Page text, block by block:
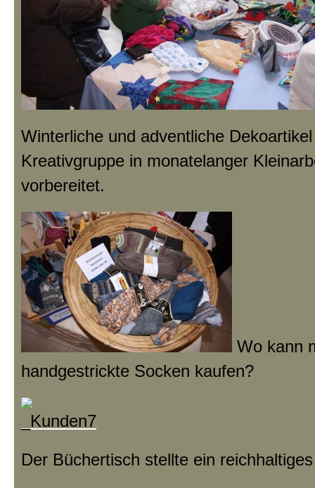
Winterliche und adventliche
Kreativgruppe in monatelanger
vorbereitet.
Wo kann
handgestrickte Socken kaufen?
Der Büchertisch stellte ein